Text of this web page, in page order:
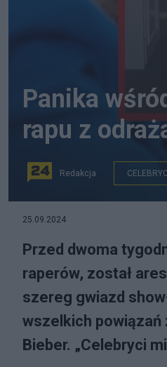
CANVA
Panika
rapu z
Redakcja CELEBRYCI
25.09.2024
Przed dwoma
raperów, został
szereg gwiazd
wszelkich powiązań
Bieber. „Celebryci